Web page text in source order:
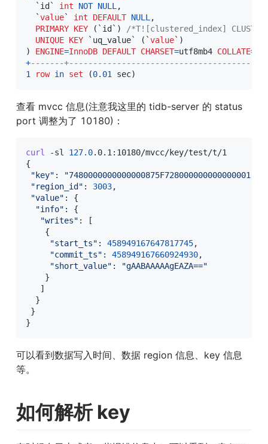
` id` int NOT NULL ,
`value` int DEFAULT NULL ,
PRIMARY KEY ( ` id` )
/*T![clustered_index]
UNIQUE KEY ` uq_value` ( `value` )
)
ENGINE=InnoDB DEFAULT CHARSET=utf8mb4 COLLATE=
+-------
1
row in set (0.01 sec)
查看 mvcc 信息(注意我这里的 tidb-server 的 status
port 调整为了 10180)：
curl -sl 127.0
{
"key" : "7480000000000000875F728000000000000001"
"region_id" : 3003,
"value" :
{
"info" :
{
"writes" :
[
{
"start_ts" : 458949167647817745,
"commit_ts" : 458949167660924930,
"short_value" :
"gAABAAAAAgEAZA=="
}
]
}
}
}
可以看到数据写入时间、数据 region 信息、key 信息
等。
如何解析 key